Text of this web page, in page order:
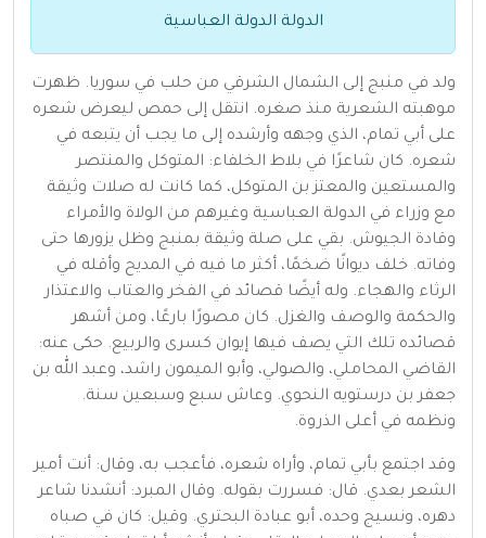
الدولة الدولة العباسية
ولد في منبج إلى الشمال الشرقي من حلب في سوريا. ظهرت
موهبته الشعرية منذ صغره. انتقل إلى حمص ليعرض شعره
على أبي تمام، الذي وجهه وأرشده إلى ما يجب أن يتبعه في
شعره. كان شاعرًا في بلاط الخلفاء: المتوكل والمنتصر
والمستعين والمعتز بن المتوكل، كما كانت له صلات وثيقة
مع وزراء في الدولة العباسية وغيرهم من الولاة والأمراء
وقادة الجيوش. بقي على صلة وثيقة بمنبج وظل يزورها حتى
وفاته. خلف ديوانًا ضخمًا، أكثر ما فيه في المديح وأقله في
الرثاء والهجاء. وله أيضًا قصائد في الفخر والعتاب والاعتذار
والحكمة والوصف والغزل. كان مصورًا بارعًا، ومن أشهر
قصائده تلك التي يصف فيها إيوان كسرى والربيع. حكى عنه:
القاضي المحاملي، والصولي، وأبو الميمون راشد، وعبد الله بن
جعفر بن درستويه النحوي. وعاش سبع وسبعين سنة.
ونظمه في أعلى الذروة.
وقد اجتمع بأبي تمام، وأراه شعره، فأعجب به، وقال: أنت أمير
الشعر بعدي. قال: فسررت بقوله. وقال المبرد: أنشدنا شاعر
دهره، ونسيج وحده، أبو عبادة البحتري. وقيل: كان في صباه